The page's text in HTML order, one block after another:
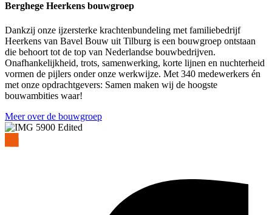
Berghege Heerkens bouwgroep
Dankzij onze ijzersterke krachtenbundeling met familiebedrijf
Heerkens van Bavel Bouw uit Tilburg is een bouwgroep ontstaan
die behoort tot de top van Nederlandse bouwbedrijven.
Onafhankelijkheid, trots, samenwerking, korte lijnen en nuchterheid
vormen de pijlers onder onze werkwijze. Met 340 medewerkers én
met onze opdrachtgevers: Samen maken wij de hoogste
bouwambities waar!
Meer over de bouwgroep